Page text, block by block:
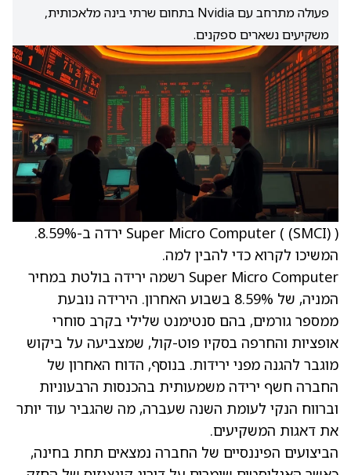
פעולה מתרחב עם Nvidia בתחום שרתי בינה מלאכותית,
משקיעים נשארים ספקנים.
Super Micro Computer ( (SMCI)
) ירדה ב-8.59%.
המשיכו לקרוא כדי להבין למה.
Super Micro Computer רשמה ירידה בולטת במחיר
המניה, של 8.59% בשבוע האחרון. הירידה נובעת
ממספר גורמים, בהם סנטימנט שלילי בקרב סוחרי
אופציות והחרפה בסקיו פוט-קול, שמצביעה על ביקוש
מוגבר להגנה מפני ירידות. בנוסף, הדוח האחרון של
החברה חשף ירידה משמעותית בהכנסות הרבעוניות
וברווח הנקי לעומת השנה שעברה, מה שהגביר עוד יותר
את דאגות המשקיעים.
הביצועים הפיננסיים של החברה נמצאים תחת בחינה,